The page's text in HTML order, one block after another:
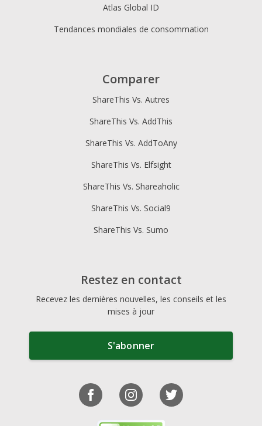
Atlas Global ID
Tendances mondiales de consommation
Comparer
ShareThis Vs. Autres
ShareThis Vs. AddThis
ShareThis Vs. AddToAny
ShareThis Vs. Elfsight
ShareThis Vs. Shareaholic
ShareThis Vs. Social9
ShareThis Vs. Sumo
Restez en contact
Recevez les dernières nouvelles, les conseils et les
mises à jour
S'abonner